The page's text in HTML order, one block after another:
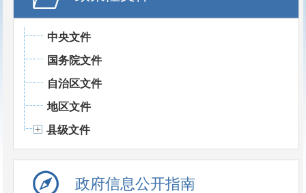
中央文件
国务院文件
自治区文件
地区文件
县级文件
政府信息公开指南